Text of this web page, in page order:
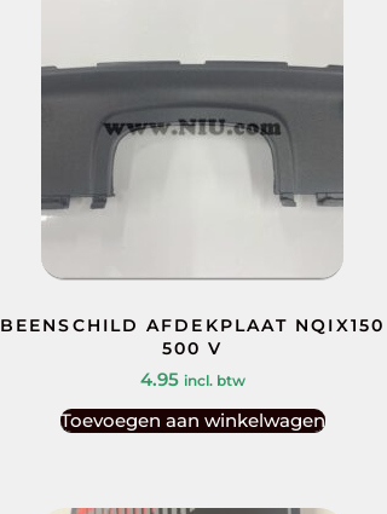
BEENSCHILD AFDEKPLAAT NQIX150
500 V
4.95 incl. btw
Toevoegen aan winkelwagen